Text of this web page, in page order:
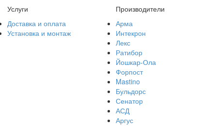
Услуги
Доставка и оплата
Установка и монтаж
Производители
Арма
Интекрон
Лекс
Ратибор
Йошкар-Ола
Форпост
Mastino
Бульдорс
Сенатор
АСД
Аргус